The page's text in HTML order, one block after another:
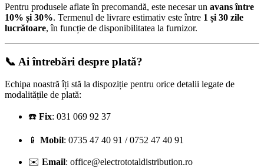
Pentru produsele aflate în precomandă, este necesar un avans între
10% și 30%. Termenul de livrare estimativ este între 1 și 30 zile
lucrătoare, în funcție de disponibilitatea la furnizor.
📞 Ai întrebări despre plată?
Echipa noastră îți stă la dispoziție pentru orice detalii legate de
modalitățile de plată:
☎️ Fix: 031 069 92 37
📱 Mobil: 0735 47 40 91 / 0752 47 40 91
✉️ Email: office@electrototaldistribution.ro